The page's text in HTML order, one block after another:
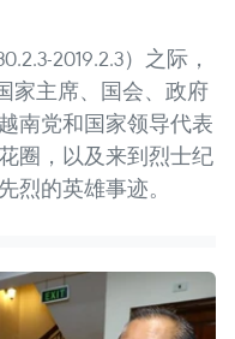
2019.2.3）之际，
家主席、国会、政府
南党和国家领导代表
圈，以及来到烈士纪
烈的英雄事迹。